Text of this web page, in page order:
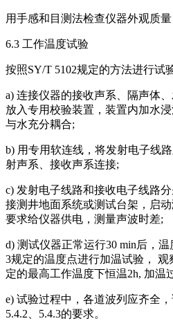
用手感和目测法检查仪器外观质量
6.3 工作温度试验
按照SY/T 5102规定的方法进行试
a) 连接仪器的接收声系、隔声体
放入专用校验装置，装置内加水
与水充分耦合;
b) 用专用软连线，将发射电子线
射声系、接收声系连接;
c) 发射电子线路和接收电子线路
接测井地面系统或测试台架，启
要求给仪器供电，测量声波时差;
d) 测试仪器正常运行30 min后，
3规定的温度点进行加温试验，
定的最高工作温度下恒温2h, 加温
e) 试验过程中，各道波列应齐全，
5.4.2、5.4.3的要求。